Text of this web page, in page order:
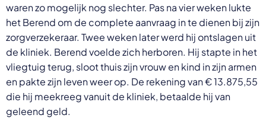
waren zo mogelijk nog slechter. Pas na vier weken lukte
het Berend om de complete aanvraag in te dienen bij zijn
zorgverzekeraar. Twee weken later werd hij ontslagen uit
de kliniek. Berend voelde zich herboren. Hij stapte in het
vliegtuig terug, sloot thuis zijn vrouw en kind in zijn armen
en pakte zijn leven weer op. De rekening van € 13.875,55
die hij meekreeg vanuit de kliniek, betaalde hij van
geleend geld.